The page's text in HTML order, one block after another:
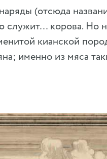
(отсюда
служит… корова. Но
кианской
именно из мяса